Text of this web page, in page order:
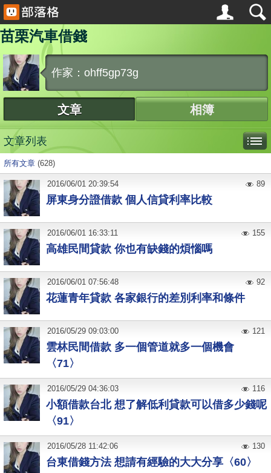
苗栗汽車借錢
作家：ohff5gp73g
文章 相簿
文章列表
所有文章 (628)
屏東身分證借款 個人信貸利率比較
2016/06/01 20:39:54 89
高雄民間貸款 你也有缺錢的煩惱嗎
2016/06/01 16:33:11 155
花蓮青年貸款 各家銀行的差別利率和條件
2016/06/01 07:56:48 92
雲林民間借款 多一個管道就多一個機會
〈71〉
2016/05/29 09:03:00 121
小額借款台北 想了解低利貸款可以借多少錢呢
〈91〉
2016/05/29 04:36:03 116
台東借錢方法 想請有經驗的大大分享〈60〉
2016/05/28 11:42:06 130